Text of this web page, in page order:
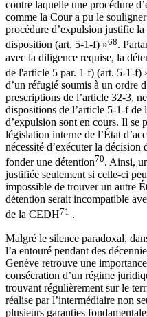
contre laquelle une procédure
comme la Cour a pu le
procédure d’expulsion justifie
disposition (art. 5-1-f) »68.
avec la diligence requise, la
de l'article 5 par. 1 f) (art. 5-1-f)
d’un réfugié soumis à un ordre
prescriptions de l’article 32-3,
dispositions de l’article 5-1-f
d’expulsion sont en cours. Il se
législation interne de l’État
nécessité d’exécuter la
fonder une détention70. Ainsi,
justifiée seulement si celle-ci
impossible de trouver un autre
détention serait incompatible
de la CEDH71 .
Malgré le silence paradoxal,
l’a entouré pendant des
Genève retrouve une
consécration d’un régime
trouvant régulièrement sur le
réalise par l’intermédiaire non
plusieurs garanties